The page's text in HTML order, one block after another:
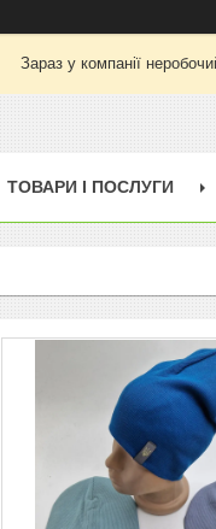
Зараз у компанії
ТОВАРИ І ПОСЛУГИ